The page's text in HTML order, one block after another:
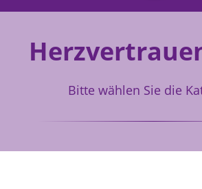
Bitte wählen Sie die